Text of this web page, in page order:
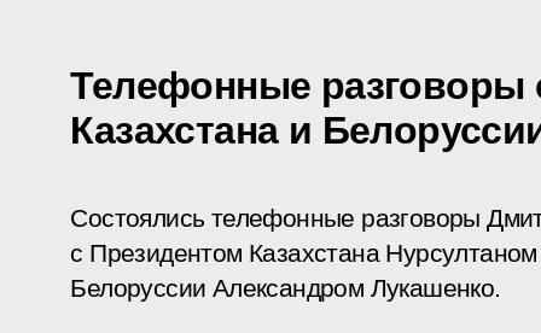
Телефонные разговоры
Казахстана и
Состоялись телефонные разговоры
с Президентом Казахстана
Белоруссии Александром Лукашенко.